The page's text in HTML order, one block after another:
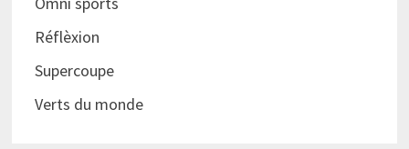
Réflèxion
Supercoupe
Verts du monde